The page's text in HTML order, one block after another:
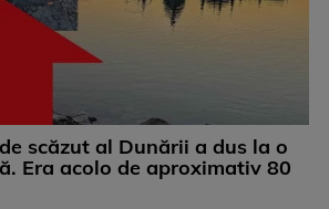
scăzut al Dunării a dus la o
Era acolo de aproximativ 80